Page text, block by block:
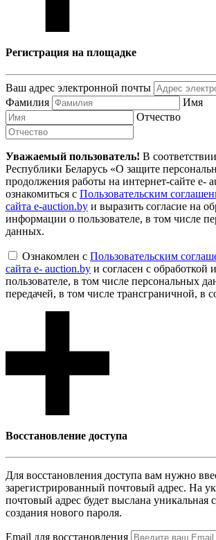
Регистрация на площадке
Ваш адрес электронной почты
Фамилия
Имя
Отчество
Уважаемый пользователь! В
Республики Беларусь «О защите
продолжения работы на интернет-сайте e-
ознакомиться с Пользовательским
сайта e-auction.by и выразить согласие на
информации о пользователе, в том числе
данных.
Ознакомлен с Пользовательским
сайта e- auction.by и согласен с
пользователе, в том числе персональных
передачей, в том числе трансграничной, в
Восcтановление доступа
Для восcтановления доступа вам нужно
зарегистрированный почтовый адрес. На
почтовый адрес будет выслана уникальная
создания нового пароля.
Email для восcтановления